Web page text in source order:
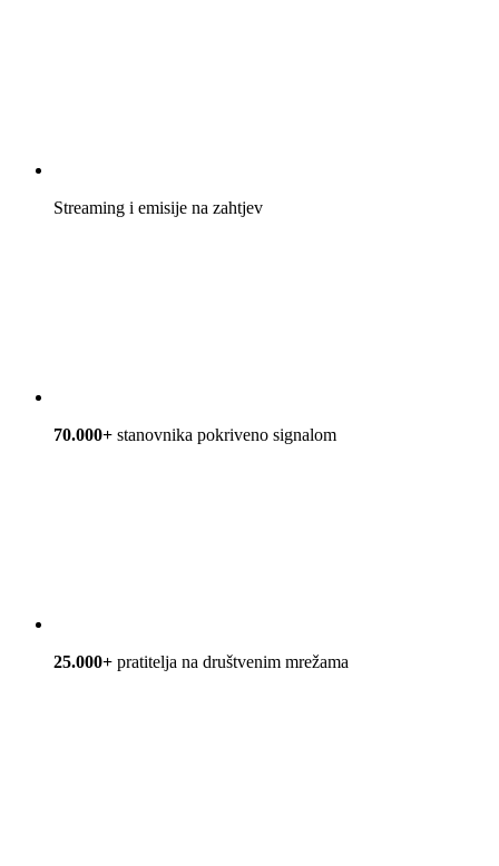
Streaming i emisije na zahtjev
70.000+ stanovnika pokriveno signalom
25.000+ pratitelja na društvenim mrežama